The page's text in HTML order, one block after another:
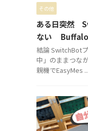
その他
ある日突然
ない Buffalo
結論 SwitchBot
中」のままつな
親機でEasyMes ...